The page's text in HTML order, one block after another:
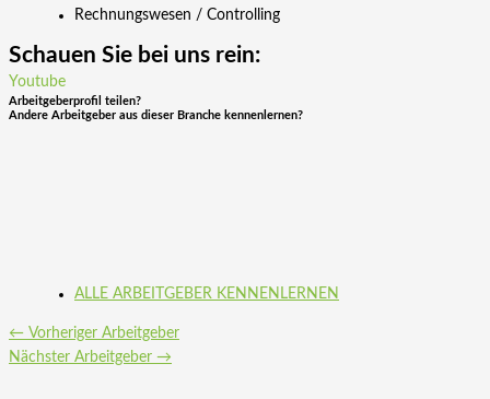
Rechnungswesen / Controlling
Schauen Sie bei uns rein:
Youtube
Arbeitgeberprofil teilen?
Andere Arbeitgeber aus dieser Branche kennenlernen?
ALLE ARBEITGEBER KENNENLERNEN
← Vorheriger Arbeitgeber
Nächster Arbeitgeber →